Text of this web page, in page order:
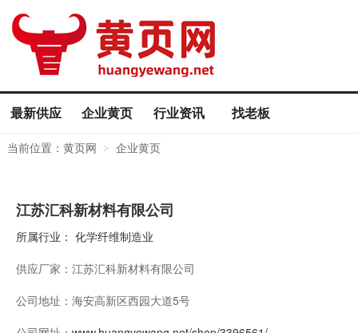
最新供应 企业黄页 行业资讯 找老板
当前位置： 黄页网 > 企业黄页
江苏汇科新材料有限公司
所属行业： 化学纤维制造业
供应厂家： 江苏汇科新材料有限公司
公司地址： 海安高新区西园大道5号